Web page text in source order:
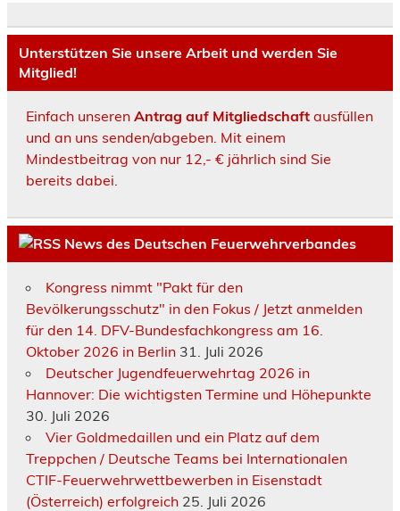
Unterstützen Sie unsere Arbeit und werden Sie
Mitglied!
Einfach unseren Antrag auf Mitgliedschaftausfüllen
und an uns senden/abgeben. Mit einem
Mindestbeitrag von nur 12,- € jährlich sind Sie
bereits dabei.
News des Deutschen Feuerwehrverbandes
Kongress nimmt "Pakt für den
Bevölkerungsschutz" in den Fokus / Jetzt anmelden
für den 14. DFV-Bundesfachkongress am 16.
Oktober 2026 in Berlin 31. Juli 2026
Deutscher Jugendfeuerwehrtag 2026 in
Hannover: Die wichtigsten Termine und Höhepunkte
30. Juli 2026
Vier Goldmedaillen und ein Platz auf dem
Treppchen / Deutsche Teams bei Internationalen
CTIF-Feuerwehrwettbewerben in Eisenstadt
(Österreich) erfolgreich 25. Juli 2026